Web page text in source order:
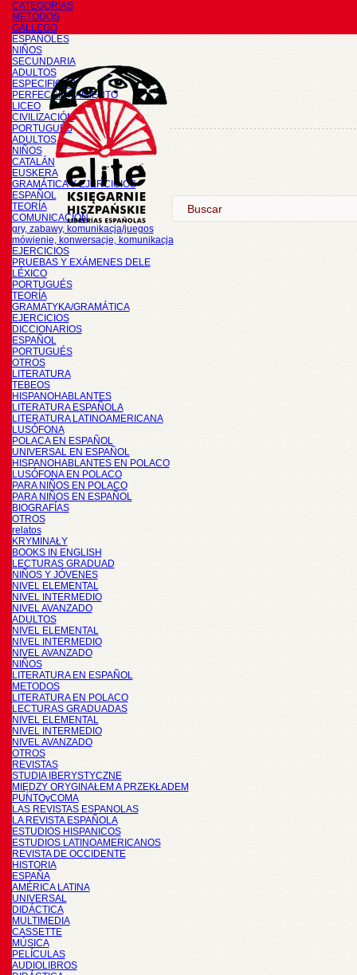
CATEGORÍAS
METODOS
GALLEGO
ESPAÑOLES
NIÑOS
SECUNDARIA
ADULTOS
ESPECIFICOS
PERFECCIONAMIENTO
LICEO
CIVILIZACIÓN
PORTUGUÉS
ADULTOS
NIÑOS
CATALÁN
EUSKERA
GRAMÁTICA Y EJERCICIOS
ESPAÑOL
TEORÍA
COMUNICACIÓN
gry, zabawy, komunikacja/juegos
mówienie, konwersacje, komunikacja
EJERCICIOS
PRUEBAS Y EXÁMENES DELE
LÉXICO
PORTUGUÉS
TEORÍA
GRAMATYKA/GRAMÁTICA
EJERCICIOS
DICCIONARIOS
ESPAÑOL
PORTUGUÉS
OTROS
LITERATURA
TEBEOS
HISPANOHABLANTES
LITERATURA ESPAÑOLA
LITERATURA LATINOAMERICANA
LUSÓFONA
POLACA EN ESPAÑOL
UNIVERSAL EN ESPAÑOL
HISPANOHABLANTES EN POLACO
LUSÓFONA EN POLACO
PARA NIÑOS EN POLACO
PARA NIÑOS EN ESPAÑOL
BIOGRAFÍAS
OTROS
relatos
KRYMINAŁY
BOOKS IN ENGLISH
LECTURAS GRADUAD
NIÑOS Y JÓVENES
NIVEL ELEMENTAL
NIVEL INTERMEDIO
NIVEL AVANZADO
ADULTOS
NIVEL ELEMENTAL
NIVEL INTERMEDIO
NIVEL AVANZADO
NIÑOS
LITERATURA EN ESPAÑOL
METODOS
LITERATURA EN POLACO
LECTURAS GRADUADAS
NIVEL ELEMENTAL
NIVEL INTERMEDIO
NIVEL AVANZADO
OTROS
REVISTAS
STUDIA IBERYSTYCZNE
MIĘDZY ORYGINAŁEM A PRZEKŁADEM
PUNTOyCOMA
LAS REVISTAS ESPANOLAS
LA REVISTA ESPAÑOLA
ESTUDIOS HISPANICOS
ESTUDIOS LATINOAMERICANOS
REVISTA DE OCCIDENTE
HISTORIA
ESPAÑA
AMÉRICA LATINA
UNIVERSAL
DIDÁCTICA
MULTIMEDIA
CASSETTE
MÚSICA
PELÍCULAS
AUDIOLIBROS